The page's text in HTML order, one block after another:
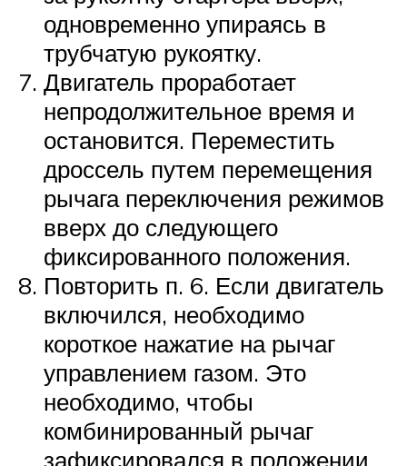
одновременно упираясь в
трубчатую рукоятку.
Двигатель проработает
непродолжительное время и
остановится. Переместить
дроссель путем перемещения
рычага переключения режимов
вверх до следующего
фиксированного положения.
Повторить п. 6. Если двигатель
включился, необходимо
короткое нажатие на рычаг
управлением газом. Это
необходимо, чтобы
комбинированный рычаг
зафиксировался в положении